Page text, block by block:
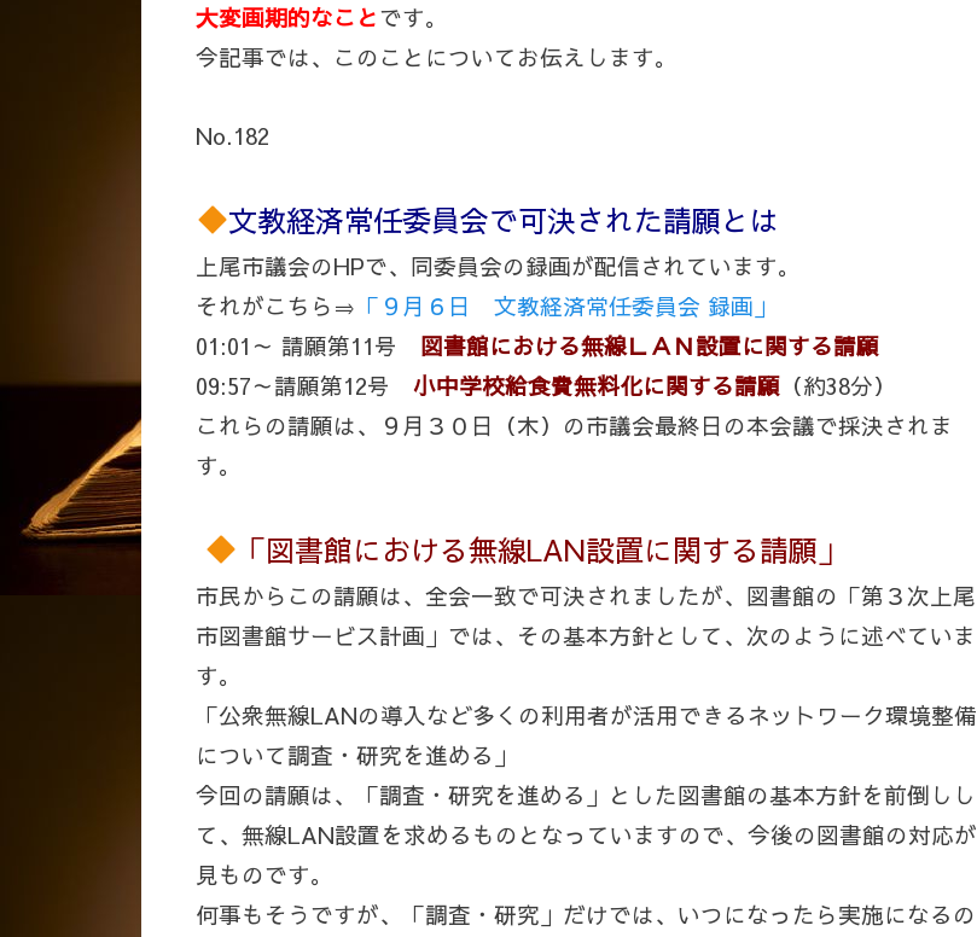
大変画期的なことです。
今記事では、このことについてお伝えします。
No.182
文教経済常任委員会で可決された請願とは
上尾市議会のHPで、同委員会の録画が配信されています。
それがこちら⇒ 「９月６日 文教経済常任委員会 録画」
01:01～ 請願第11号 図書館における無線ＬＡＮ設置に関する請願
09:57～請願第12号 小中学校給食費無料化に関する請願 （約38分）
これらの請願は、９月３０日（木）の市議会最終日の本会議で採決されま
す。
「図書館における無線LAN設置に関する請願」
市民からこの請願は、全会一致で可決されましたが、図書館の「第３次上尾
市図書館サービス計画」では、その基本方針として、次のように述べていま
す。
「公衆無線LANの導入など多くの利用者が活用できるネットワーク環境整備
について調査・研究を進める」
今回の請願は、「調査・研究を進める」とした図書館の基本方針を前倒しし
て、無線LAN設置を求めるものとなっていますので、今後の図書館の対応が
見ものです。
何事もそうですが、「調査・研究」だけでは、いつになったら実施になるの